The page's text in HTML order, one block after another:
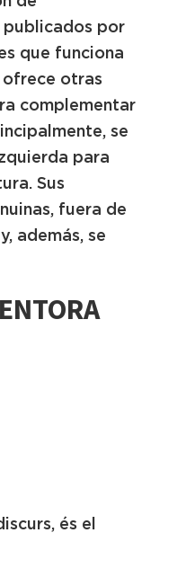
publicados por
que funciona
otras
complementar
se
para
Sus
fuera de
además, se
és el